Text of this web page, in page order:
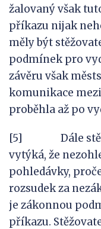
žalovaný však
příkazu nijak
měly být
podmínek pro
závěru však
komunikace
proběhla až po
[5] Dále
vytýká, že
pohledávky,
rozsudek za
je zákonnou
příkazu.